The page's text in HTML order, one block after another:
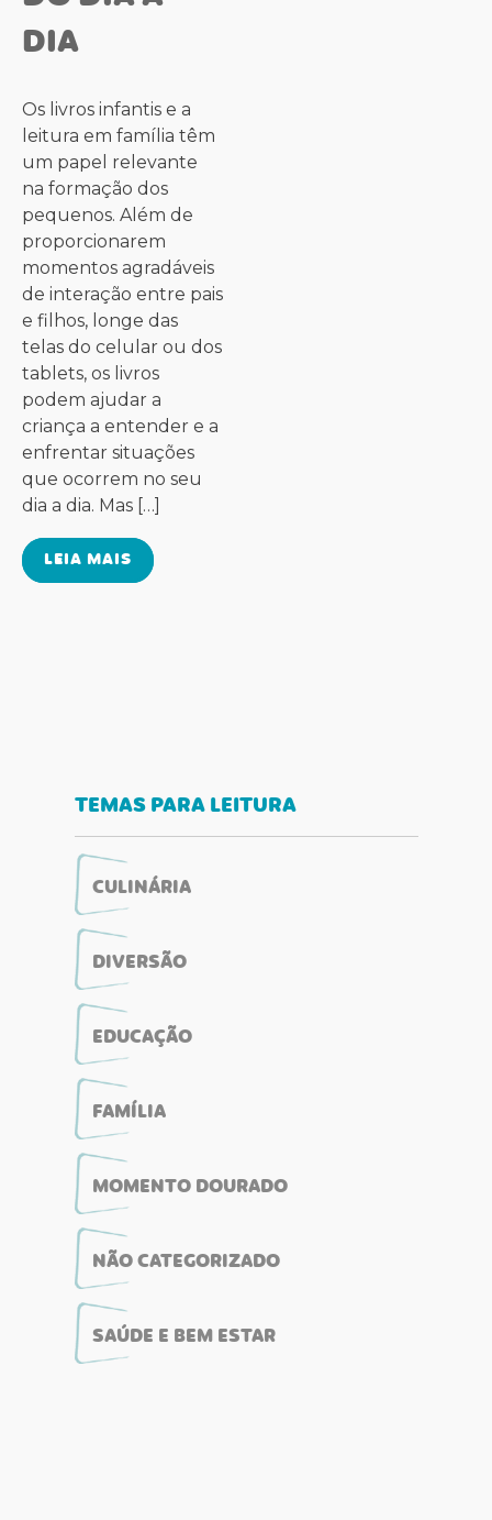
DIA
Os livros infantis e a
leitura em família têm
um papel relevante
na formação dos
pequenos. Além de
proporcionarem
momentos agradáveis
de interação entre pais
e filhos, longe das
telas do celular ou dos
tablets, os livros
podem ajudar a
criança a entender e a
enfrentar situações
que ocorrem no seu
dia a dia. Mas […]
LEIA MAIS
TEMAS PARA LEITURA
CULINÁRIA
DIVERSÃO
EDUCAÇÃO
FAMÍLIA
MOMENTO DOURADO
NÃO CATEGORIZADO
SAÚDE E BEM ESTAR